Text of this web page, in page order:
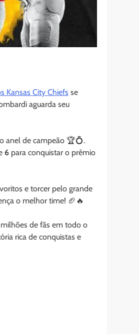
Kansas City Chiefs se
aguarda seu
anel de campeão 🏆💍.
6para conquistar o prêmio
e torcer pelo grande
o melhor time! 🏈🔥
de fãs em todo o
rica de conquistas e